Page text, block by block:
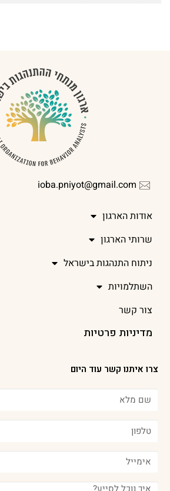
ioba.pniyot@gmail.com
אודות הארגון
שרותי הארגון
ניתוח התנהגות בישראל
השתלמויות
צור קשר
מדיניות פרטיות
צרו איתנו קשר עוד היום